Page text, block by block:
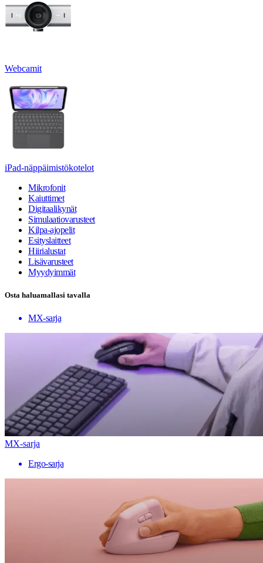
Webcamit
iPad-näppäimistökotelot
Mikrofonit
Kaiuttimet
Digitaalikynät
Simulaatiovarusteet
Kilpa-ajopelit
Esityslaitteet
Hiirialustat
Lisävarusteet
Myydyimmät
Osta haluamallasi tavalla
MX-sarja
MX-sarja
Ergo-sarja